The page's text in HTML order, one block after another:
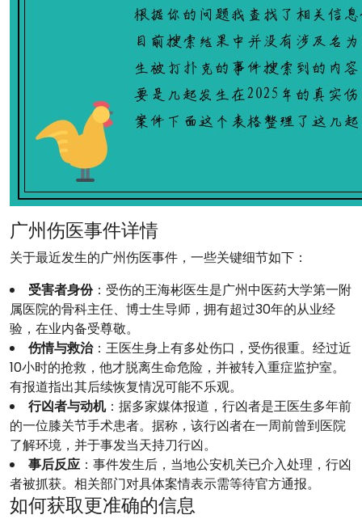
广州伤医事件详情
关于最近发生的广州伤医事件，一些关键细节如下：
受害者身份：受伤的王海彬医生是广州中医药大学第一附
属医院的骨科主任、博士生导师，拥有超过30年的从业经
验，在业内备受尊敬。
伤情与救治：王医生身上有多处伤口，受伤很重。经过近
10小时的抢救，他才脱离生命危险，并被转入重症监护室。
有报道指出其后续恢复情况可能不乐观。
行凶者与动机：据多家媒体报道，行凶者是王医生多年前
的一位膝关节手术患者。据称，该行凶者在一周前曾到医院
了解环境，并于事发当天持刀行凶。
事后反应 ：事件发生后，当地公安机关已介入处理，行凶
者被抓获。相关部门对具体案情表示需等待官方通报。
如何获取更准确的信息